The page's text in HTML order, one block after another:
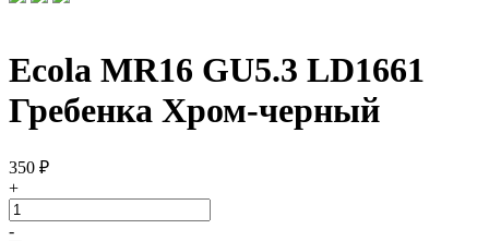
Ecola MR16 GU5.3 LD1661
Гребенка Хром-черный
350 ₽
+
-